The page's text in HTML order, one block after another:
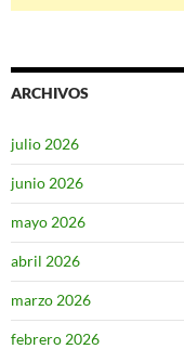
ARCHIVOS
julio 2026
junio 2026
mayo 2026
abril 2026
marzo 2026
febrero 2026